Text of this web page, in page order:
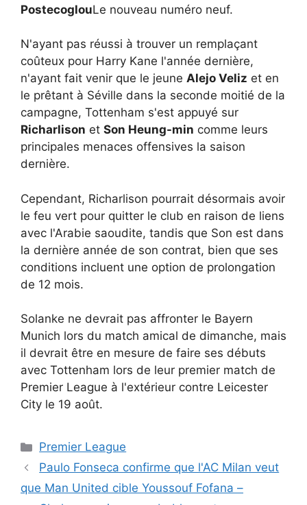
PostecoglouLe nouveau numéro neuf.
N'ayant pas réussi à trouver un remplaçant
coûteux pour Harry Kane l'année dernière,
n'ayant fait venir que le jeune Alejo Veliz et en
le prêtant à Séville dans la seconde moitié de la
campagne, Tottenham s'est appuyé sur
Richarlison et Son Heung-min comme leurs
principales menaces offensives la saison
dernière.
Cependant, Richarlison pourrait désormais avoir
le feu vert pour quitter le club en raison de liens
avec l'Arabie saoudite, tandis que Son est dans
la dernière année de son contrat, bien que ses
conditions incluent une option de prolongation
de 12 mois.
Solanke ne devrait pas affronter le Bayern
Munich lors du match amical de dimanche, mais
il devrait être en mesure de faire ses débuts
avec Tottenham lors de leur premier match de
Premier League à l'extérieur contre Leicester
City le 19 août.
Catégories
Premier League
Paulo Fonseca confirme que l'AC Milan veut
que Man United cible Youssouf Fofana –